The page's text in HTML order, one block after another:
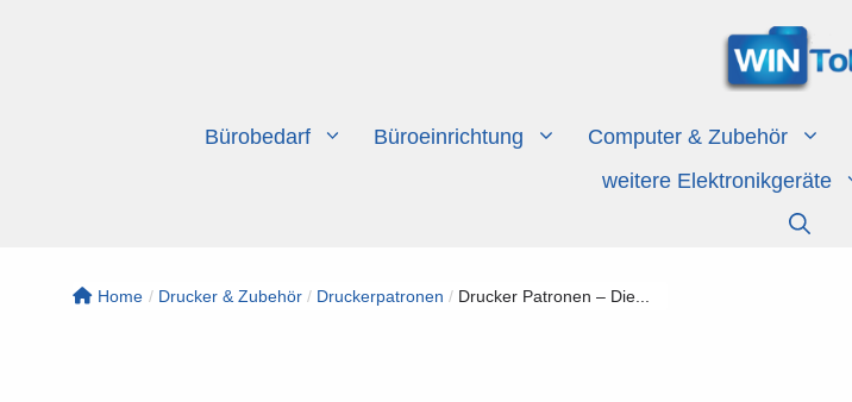
Bürobedarf Büroeinrichtung Computer & Zubehör
weitere Elektronikgeräte
Home / Drucker & Zubehör / Druckerpatronen / Drucker Patronen – Die...